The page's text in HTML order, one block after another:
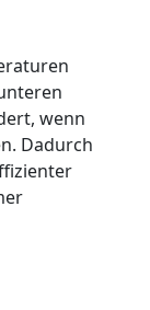
wenn
Dadurch